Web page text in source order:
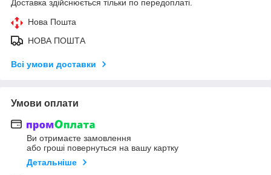
Доставка здійснюється тільки по передоплаті.
Нова Пошта
НОВА ПОШТА
Всі умови доставки
Умови оплати
Ви отримаєте замовлення
або гроші повернуться на вашу картку
Детальніше